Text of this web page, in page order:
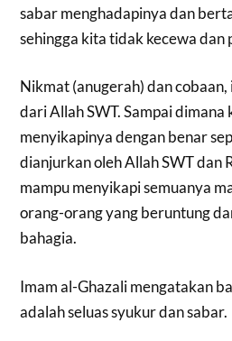
sabar menghadapinya dan
sehingga kita tidak kecewa dan
Nikmat (anugerah) dan
dari Allah SWT. Sampai dimana
menyikapinya dengan benar
dianjurkan oleh Allah SWT dan
mampu menyikapi semuanya
orang-orang yang beruntung
bahagia.
Imam al-Ghazali mengatakan
adalah seluas syukur dan sabar.